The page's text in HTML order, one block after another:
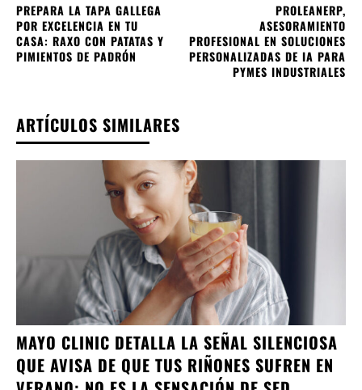
PREPARA LA TAPA GALLEGA
POR EXCELENCIA EN TU
CASA: RAXO CON PATATAS Y
PIMIENTOS DE PADRÓN
PROLEANERP,
ASESORAMIENTO
PROFESIONAL EN SOLUCIONES
PERSONALIZADAS DE IA PARA
PYMES INDUSTRIALES
ARTÍCULOS SIMILARES
MAYO CLINIC DETALLA LA SEÑAL SILENCIOSA
QUE AVISA DE QUE TUS RIÑONES SUFREN EN